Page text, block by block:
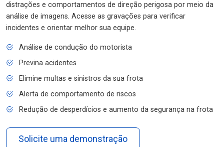
distrações e comportamentos de direção perigosa por meio da
análise de imagens. Acesse as gravações para verificar
incidentes e orientar melhor sua equipe.
Análise de condução do motorista
Previna acidentes
Elimine multas e sinistros da sua frota
Alerta de comportamento de riscos
Redução de desperdícios e aumento da segurança na frota
Solicite uma demonstração